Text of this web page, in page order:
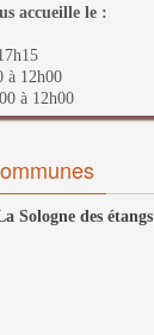
accueille le :
à 12h00
à 12h00
Sologne des étangs